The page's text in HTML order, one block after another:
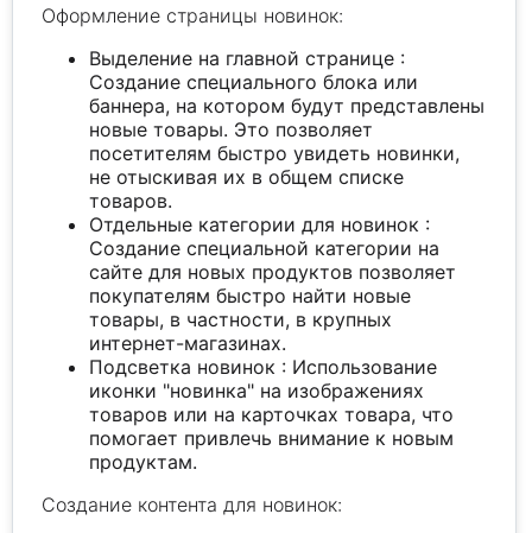
Оформление страницы новинок:
Выделение на главной странице :
Создание специального блока или
баннера, на котором будут представлены
новые товары. Это позволяет
посетителям быстро увидеть новинки,
не отыскивая их в общем списке
товаров.
Отдельные категории для новинок :
Создание специальной категории на
сайте для новых продуктов позволяет
покупателям быстро найти новые
товары, в частности, в крупных
интернет-магазинах.
Подсветка новинок : Использование
иконки "новинка" на изображениях
товаров или на карточках товара, что
помогает привлечь внимание к новым
продуктам.
Создание контента для новинок: